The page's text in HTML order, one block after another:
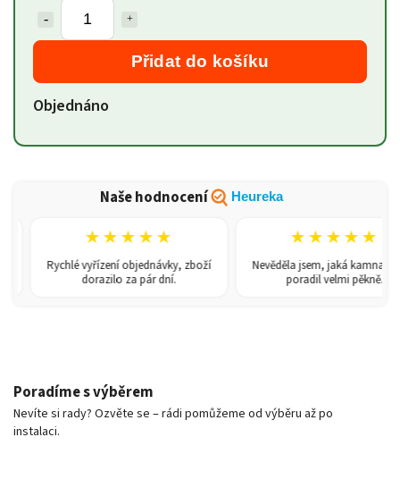
Přidat do košíku
Objednáno
Naše hodnocení Heureka
★★★★★
Rychlé vyřízení objednávky, zboží
dorazilo za pár dní.
★★★★★
Nevěděla jsem, jaká kamna — pán
poradil velmi pěkně.
Poradíme s výběrem
Nevíte si rady? Ozvěte se – rádi pomůžeme od výběru až po
instalaci.